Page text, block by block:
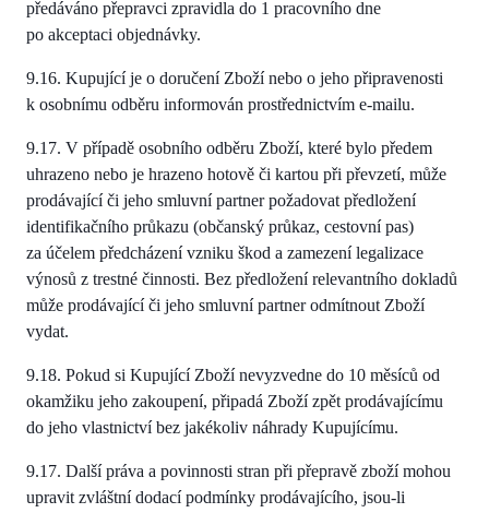
předáváno přepravci zpravidla do 1 pracovního dne
po akceptaci objednávky.
9.16. Kupující je o doručení Zboží nebo o jeho připravenosti
k osobnímu odběru informován prostřednictvím e-mailu.
9.17. V případě osobního odběru Zboží, které bylo předem
uhrazeno nebo je hrazeno hotově či kartou při převzetí, může
prodávající či jeho smluvní partner požadovat předložení
identifikačního průkazu (občanský průkaz, cestovní pas)
za účelem předcházení vzniku škod a zamezení legalizace
výnosů z trestné činnosti. Bez předložení relevantního dokladů
může prodávající či jeho smluvní partner odmítnout Zboží
vydat.
9.18. Pokud si Kupující Zboží nevyzvedne do 10 měsíců od
okamžiku jeho zakoupení, připadá Zboží zpět prodávajícímu
do jeho vlastnictví bez jakékoliv náhrady Kupujícímu.
9.17. Další práva a povinnosti stran při přepravě zboží mohou
upravit zvláštní dodací podmínky prodávajícího, jsou-li